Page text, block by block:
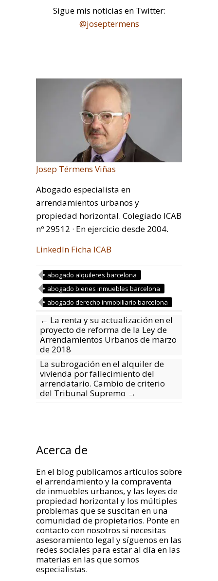
Sigue mis noticias en Twitter:
@joseptermens
Josep Térmens Viñas
Abogado especialista en
arrendamientos urbanos y
propiedad horizontal. Colegiado ICAB
nº 29512 · En ejercicio desde 2004.
LinkedIn Ficha ICAB
abogado alquileres barcelona
abogado bienes inmuebles barcelona
abogado derecho inmobiliario barcelona
← La renta y su actualización en el
proyecto de reforma de la Ley de
Arrendamientos Urbanos de marzo
de 2018
La subrogación en el alquiler de
vivienda por fallecimiento del
arrendatario. Cambio de criterio
del Tribunal Supremo →
Acerca de
En el blog publicamos artículos sobre
el arrendamiento y la compraventa
de inmuebles urbanos, y las leyes de
propiedad horizontal y los múltiples
problemas que se suscitan en una
comunidad de propietarios. Ponte en
contacto con nosotros si necesitas
asesoramiento legal y síguenos en las
redes sociales para estar al día en las
materias en las que somos
especialistas.